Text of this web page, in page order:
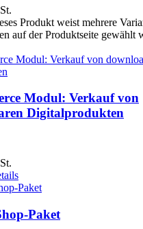
Produkt weist mehrere
auf der Produktseite gewählt
Modul: Verkauf von
Digitalprodukten
Paket